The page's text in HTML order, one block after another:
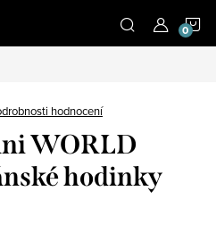
hodnocení
WORLD
hodinky